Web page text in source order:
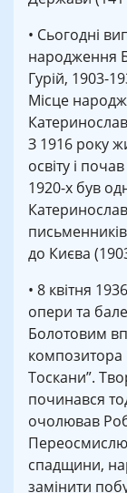
• Сьогодні
народження
Гурій, 1903-
Місце
З 1916 року
освіту і
1920-х був
до Києва
• 8 квітня
опери та
Болотовим
Тоскани”.
починався
очолював
спадщини,
замінити